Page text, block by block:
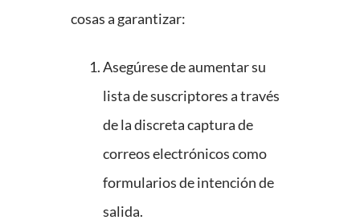
cosas a garantizar:
Asegúrese de aumentar su
lista de suscriptores a través
de la discreta captura de
correos electrónicos como
formularios de intención de
salida.